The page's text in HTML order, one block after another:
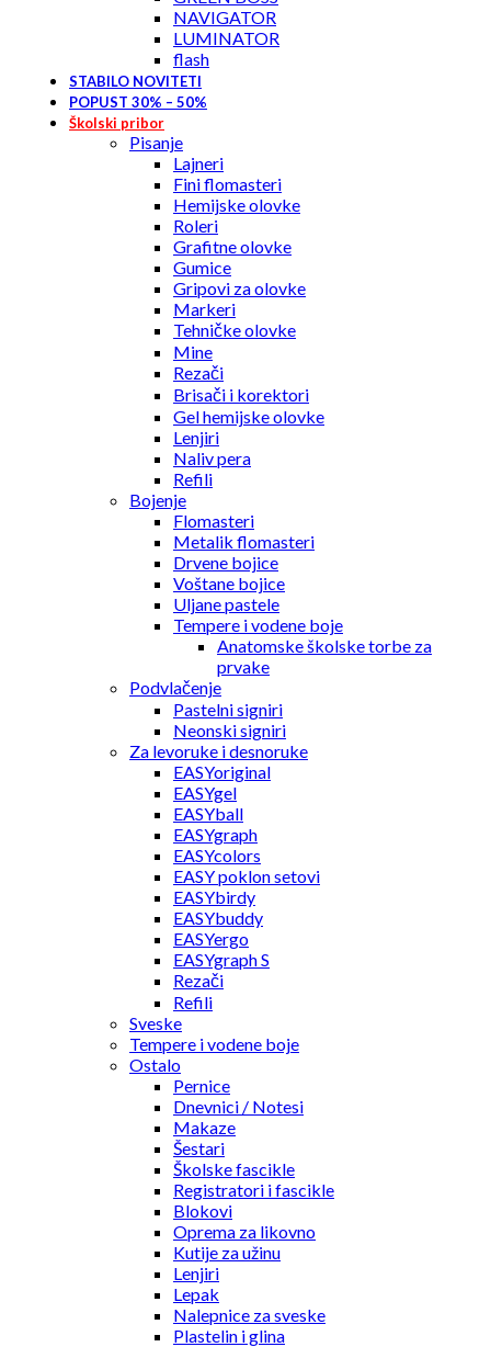
NAVIGATOR
LUMINATOR
flash
STABILO NOVITETI
POPUST 30% – 50%
Školski pribor
Pisanje
Lajneri
Fini flomasteri
Hemijske olovke
Roleri
Grafitne olovke
Gumice
Gripovi za olovke
Markeri
Tehničke olovke
Mine
Rezači
Brisači i korektori
Gel hemijske olovke
Lenjiri
Naliv pera
Refili
Bojenje
Flomasteri
Metalik flomasteri
Drvene bojice
Voštane bojice
Uljane pastele
Tempere i vodene boje
Anatomske školske torbe za
prvake
Podvlačenje
Pastelni signiri
Neonski signiri
Za levoruke i desnoruke
EASYoriginal
EASYgel
EASYball
EASYgraph
EASYcolors
EASY poklon setovi
EASYbirdy
EASYbuddy
EASYergo
EASYgraph S
Rezači
Refili
Sveske
Tempere i vodene boje
Ostalo
Pernice
Dnevnici / Notesi
Makaze
Šestari
Školske fascikle
Registratori i fascikle
Blokovi
Oprema za likovno
Kutije za užinu
Lenjiri
Lepak
Nalepnice za sveske
Plastelin i glina